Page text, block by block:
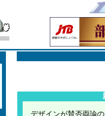
デザインが賛否両論